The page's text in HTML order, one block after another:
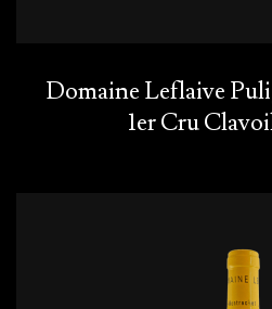
Domaine Leflaive
1er Cru